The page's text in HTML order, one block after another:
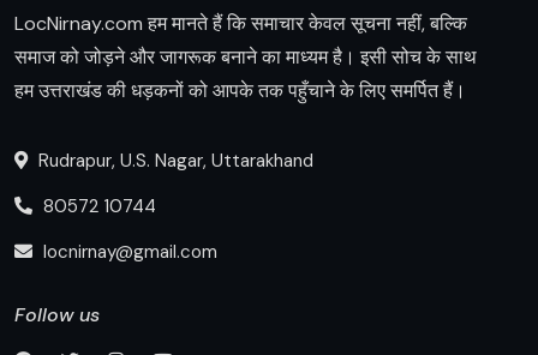
LocNirnay.com हम मानते हैं कि समाचार केवल सूचना नहीं, बल्कि
समाज को जोड़ने और जागरूक बनाने का माध्यम है। इसी सोच के साथ
हम उत्तराखंड की धड़कनों को आपके तक पहुँचाने के लिए समर्पित हैं।
Rudrapur, U.S. Nagar, Uttarakhand
80572 10744
locnirnay@gmail.com
Follow us